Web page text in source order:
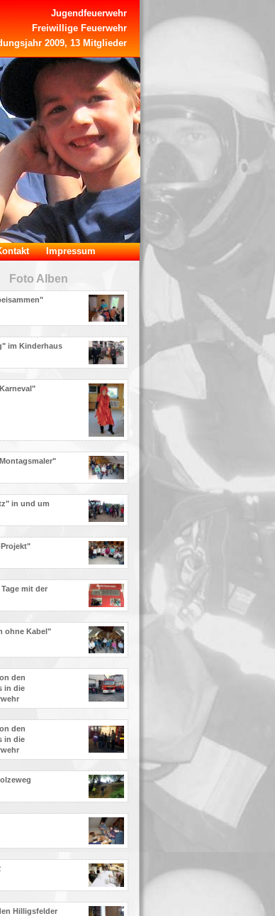
Jugendfeuerwehr
Freiwillige Feuerwehr
2009, 13 Mitglieder
Impressum
Foto Alben
im Kinderhaus
in und um
mit der
ohne Kabel"
den
in die
den
in die
Hilligsfelder